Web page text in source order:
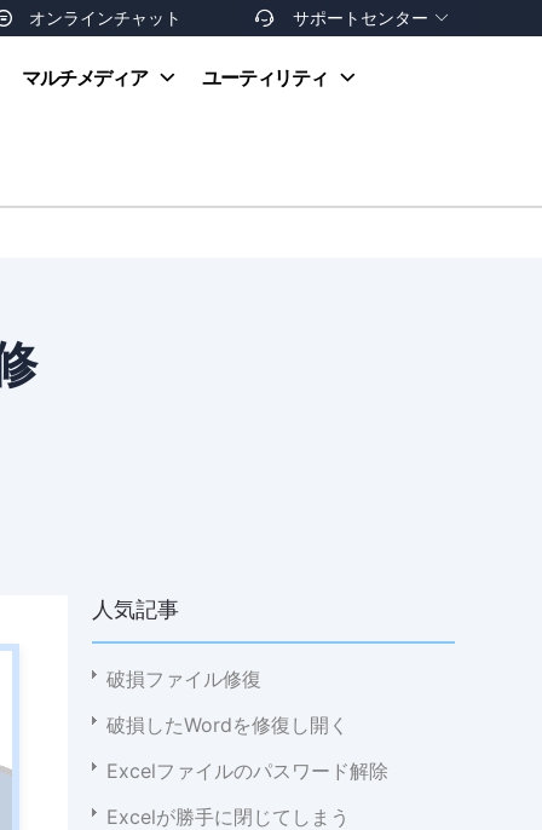
オンラインチャット  サポートセンター 
お支払い方法
マルチメディア ユーティリティ
人気記事
破損ファイル修復
破損したWordを修復し開く
Excelファイルのパスワード解除
Excelが勝手に閉じてしまう